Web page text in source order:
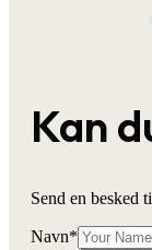
Kan
Send en besked
Navn*